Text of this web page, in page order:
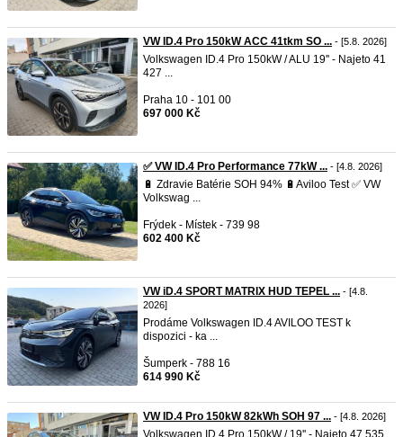
VW ID.4 Pro 150kW ACC 41tkm SO ... - [5.8. 2026]
Volkswagen ID.4 Pro 150kW / ALU 19'' - Najeto 41
427 ...
Praha 10 - 101 00
697 000 Kč
✅ VW ID.4 Pro Performance 77kW ... - [4.8. 2026]
🔋 Zdravie Batérie SOH 94% 🔋Aviloo Test ✅ VW
Volkswag ...
Frýdek - Místek - 739 98
602 400 Kč
VW iD.4 SPORT MATRIX HUD TEPEL ... - [4.8.
2026]
Prodáme Volkswagen ID.4 AVILOO TEST k
dispozici - ka ...
Šumperk - 788 16
614 990 Kč
VW ID.4 Pro 150kW 82kWh SOH 97 ... - [4.8. 2026]
Volkswagen ID.4 Pro 150kW / 19'' - Najeto 47 535